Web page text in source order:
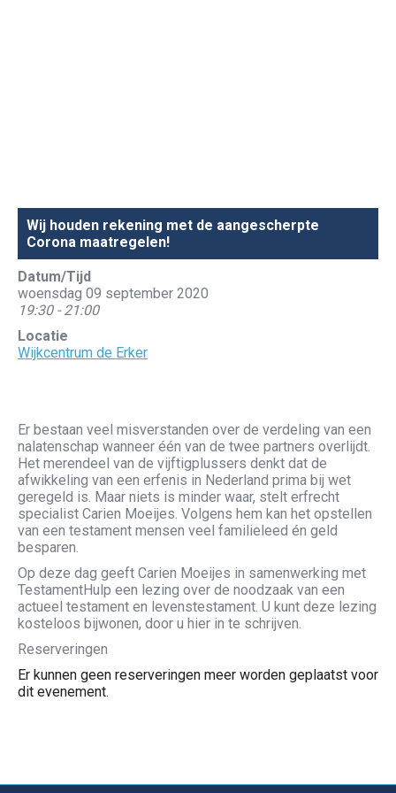
Wij houden rekening met de aangescherpte
Corona maatregelen!
Datum/Tijd
woensdag 09 september 2020
19:30 - 21:00
Locatie
Wijkcentrum de Erker
Er bestaan veel misverstanden over de verdeling van een
nalatenschap wanneer één van de twee partners overlijdt.
Het merendeel van de vijftigplussers denkt dat de
afwikkeling van een erfenis in Nederland prima bij wet
geregeld is. Maar niets is minder waar, stelt erfrecht
specialist Carien Moeijes. Volgens hem kan het opstellen
van een testament mensen veel familieleed én geld
besparen.
Op deze dag geeft Carien Moeijes in samenwerking met
TestamentHulp een lezing over de noodzaak van een
actueel testament en levenstestament. U kunt deze lezing
kosteloos bijwonen, door u hier in te schrijven.
Reserveringen
Er kunnen geen reserveringen meer worden geplaatst voor
dit evenement.